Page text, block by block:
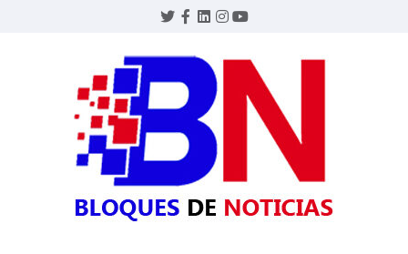
Twitter
Facebook
LinkedIn
Instagram
YouTube